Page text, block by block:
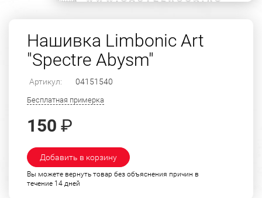
Нашивка Limbonic Art
"Spectre Abysm"
Артикул: 04151540
Бесплатная примерка
150 ₽
Добавить в корзину
Вы можете вернуть товар без объяснения причин в
течение 14 дней